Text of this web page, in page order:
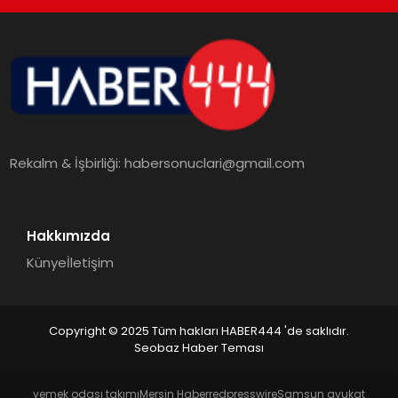
MAGAZIN
EGITIM
YAŞAM
Rekalm & İşbirliği:habersonuclari@gmail.com
Hakkımızda
Künyeİletişim
Copyright © 2025 Tüm hakları HABER444 'de saklıdır.
Seobaz Haber Teması
yemek odası takımıMersin HaberredpresswireSamsun avukat